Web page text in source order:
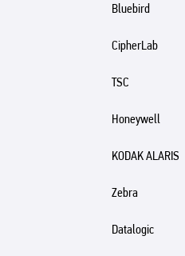
Bluebird
CipherLab
TSC
Honeywell
KODAK ALARIS
Zebra
Datalogic